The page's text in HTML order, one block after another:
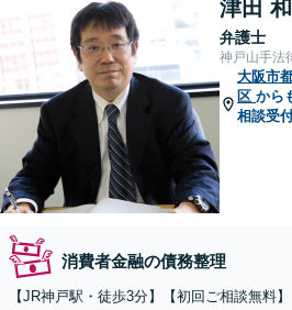
津田
弁護士
神戸山手法
大阪市
区 から
相談受
消費者金融の債務整理
【JR神戸駅・徒歩3分】【初回ご相談無料